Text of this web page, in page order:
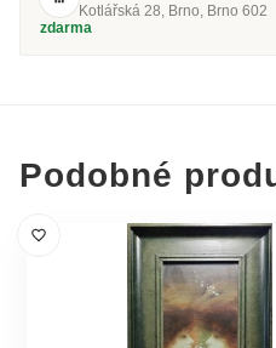
Kotlářská 28, Brno, Brno 602
zdarma
Podobné